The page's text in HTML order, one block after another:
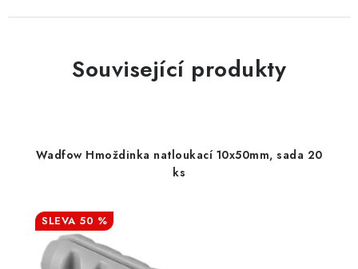
Související produkty
Wadfow Hmoždinka natloukací 10x50mm, sada 20
ks
50 %